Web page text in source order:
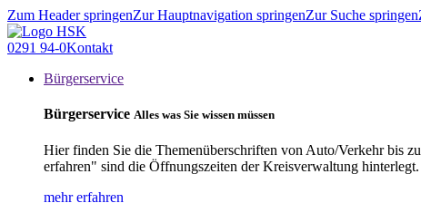
Zum Header springenZur Hauptnavigation springenZur Suche springen
0291 94-0Kontakt
Bürgerservice
Bürgerservice Alles was Sie wissen müssen
Hier finden Sie die Themenüberschriften von Auto/Verkehr bis
erfahren" sind die Öffnungszeiten der Kreisverwaltung hinterlegt.
mehr erfahren